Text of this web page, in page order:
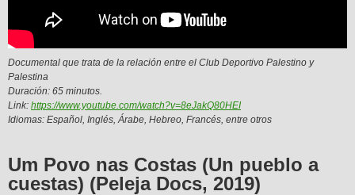
Documental que trata de la relación entre el Club Deportivo Palestino y
Palestina
Duración: 65 minutos.
Link: https://www.youtube.com/watch?v=8eJakQ80HEI
Idiomas: Español, Inglés, Árabe, Hebreo, Francés, entre otros
Um Povo nas Costas (Un pueblo a
cuestas) (Peleja Docs, 2019)